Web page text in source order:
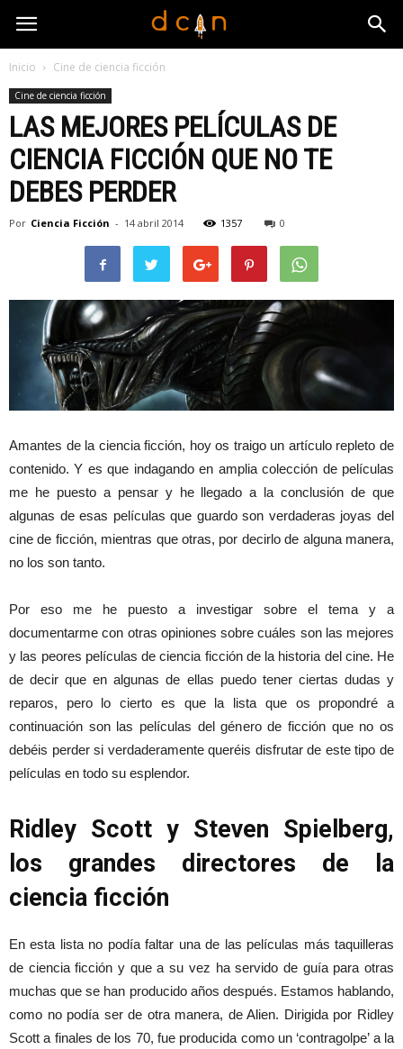
Inicio Cine de ciencia ficción
Cine de ciencia ficción
LAS MEJORES PELÍCULAS DE
CIENCIA FICCIÓN QUE NO TE
DEBES PERDER
Por Ciencia Ficción - 14 abril 2014 1357 0
Amantes de la ciencia ficción, hoy os traigo un artículo repleto de
contenido. Y es que indagando en amplia colección de películas
me he puesto a pensar y he llegado a la conclusión de que
algunas de esas películas que guardo son verdaderas joyas del
cine de ficción, mientras que otras, por decirlo de alguna manera,
no los son tanto.
Por eso me he puesto a investigar sobre el tema y a
documentarme con otras opiniones sobre cuáles son las mejores
y las peores películas de ciencia ficción de la historia del cine. He
de decir que en algunas de ellas puedo tener ciertas dudas y
reparos, pero lo cierto es que la lista que os propondré a
continuación son las películas del género de ficción que no os
debéis perder si verdaderamente queréis disfrutar de este tipo de
películas en todo su esplendor.
Ridley Scott y Steven Spielberg,
los grandes directores de la
ciencia ficción
En esta lista no podía faltar una de las películas más taquilleras
de ciencia ficción y que a su vez ha servido de guía para otras
muchas que se han producido años después. Estamos hablando,
como no podía ser de otra manera, de Alien. Dirigida por Ridley
Scott a finales de los 70, fue producida como un ‘contragolpe’ a la